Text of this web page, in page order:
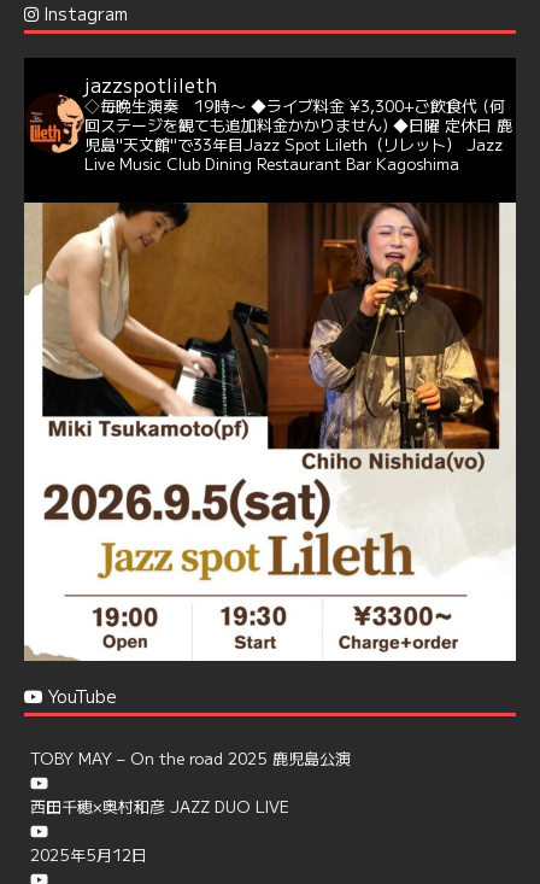
@delightful_gang
バー♪♬
当店での演奏シーンもご覧いただけます❣❣
#天文館ミリオネーション #ジャミラ #クリスマスソング
https://youtu.be/2lhypP4KWc4?si=CEbY-wEg5HDc_iEv
6 Twitter
Jazz Spot Lilet · 11 11月 2024
忘年会＆新年会 ご予約承り中❣❣
☆窓辺から天文館ミリオネーション
☆JAZZの生演奏を聴きながら♪
☆地産地消に拘ったフードメニュー
プラン内容はご予算とご要望に応じてアレンジ可能ですの
で、お気軽にお問い合せください
https://jazzspotlileth.com/recommend/8650
6 7 Twitter
Load More
Instagram
jazzspotlileth
◇毎晩生演奏 19時〜 ◆ライブ料金 ¥3,300+ご飲食代 (何
回ステージを観ても追加料金かかりません) ◆日曜 定休日 鹿
児島"天文館"で33年目Jazz Spot Lileth（リレット）
Jazz
Live Music Club Dining Restaurant Bar Kagoshima
YouTube
TOBY MAY – On the road 2025 鹿児島公演
西田千穂×奥村和彦 JAZZ DUO LIVE
2025年5月12日